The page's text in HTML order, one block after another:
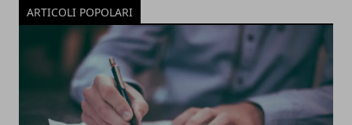
ARTICOLI POPOLARI